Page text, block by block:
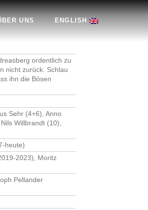
UNS ENGLISH
ordentlich zu
nicht zurück. Schlau
ihn die Bösen
Sehr (4+6), Anno
Willbrandt (10),
heute)
2023), Moritz
Pellander